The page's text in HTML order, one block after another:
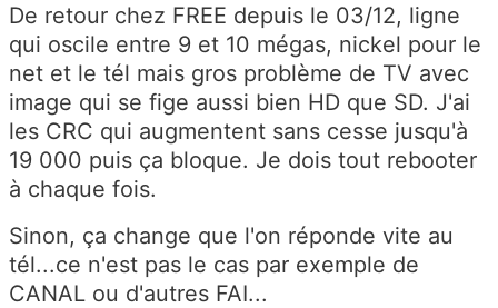
De retour chez FREE depuis le 03/12, ligne
qui oscile entre 9 et 10 mégas, nickel pour le
net et le tél mais gros problème de TV avec
image qui se fige aussi bien HD que SD. J'ai
les CRC qui augmentent sans cesse jusqu'à
19 000 puis ça bloque. Je dois tout rebooter
à chaque fois.
Sinon, ça change que l'on réponde vite au
tél...ce n'est pas le cas par exemple de
CANAL ou d'autres FAI...